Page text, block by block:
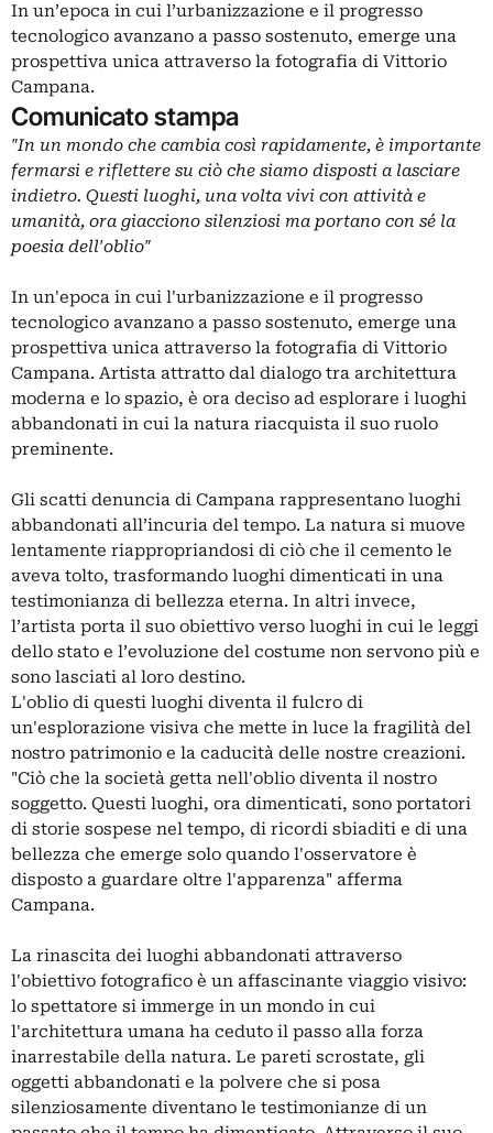
In un’epoca in cui l’urbanizzazione e il progresso
tecnologico avanzano a passo sostenuto, emerge una
prospettiva unica attraverso la fotografia di Vittorio
Campana.
Comunicato stampa
"In un mondo che cambia così rapidamente, è importante
fermarsi e riflettere su ciò che siamo disposti a lasciare
indietro. Questi luoghi, una volta vivi con attività e
umanità, ora giacciono silenziosi ma portano con sé la
poesia dell'oblio"
In un'epoca in cui l'urbanizzazione e il progresso
tecnologico avanzano a passo sostenuto, emerge una
prospettiva unica attraverso la fotografia di Vittorio
Campana. Artista attratto dal dialogo tra architettura
moderna e lo spazio, è ora deciso ad esplorare i luoghi
abbandonati in cui la natura riacquista il suo ruolo
preminente.
Gli scatti denuncia di Campana rappresentano luoghi
abbandonati all’incuria del tempo. La natura si muove
lentamente riappropriandosi di ciò che il cemento le
aveva tolto, trasformando luoghi dimenticati in una
testimonianza di bellezza eterna. In altri invece,
l’artista porta il suo obiettivo verso luoghi in cui le leggi
dello stato e l’evoluzione del costume non servono più e
sono lasciati al loro destino.
L'oblio di questi luoghi diventa il fulcro di
un'esplorazione visiva che mette in luce la fragilità del
nostro patrimonio e la caducità delle nostre creazioni.
"Ciò che la società getta nell'oblio diventa il nostro
soggetto. Questi luoghi, ora dimenticati, sono portatori
di storie sospese nel tempo, di ricordi sbiaditi e di una
bellezza che emerge solo quando l'osservatore è
disposto a guardare oltre l'apparenza" afferma
Campana.
La rinascita dei luoghi abbandonati attraverso
l'obiettivo fotografico è un affascinante viaggio visivo:
lo spettatore si immerge in un mondo in cui
l'architettura umana ha ceduto il passo alla forza
inarrestabile della natura. Le pareti scrostate, gli
oggetti abbandonati e la polvere che si posa
silenziosamente diventano le testimonianze di un